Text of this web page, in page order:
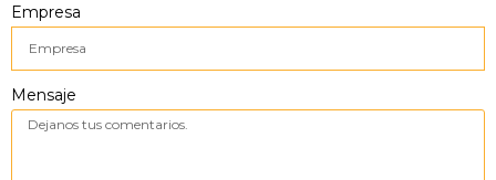
Empresa
Mensaje